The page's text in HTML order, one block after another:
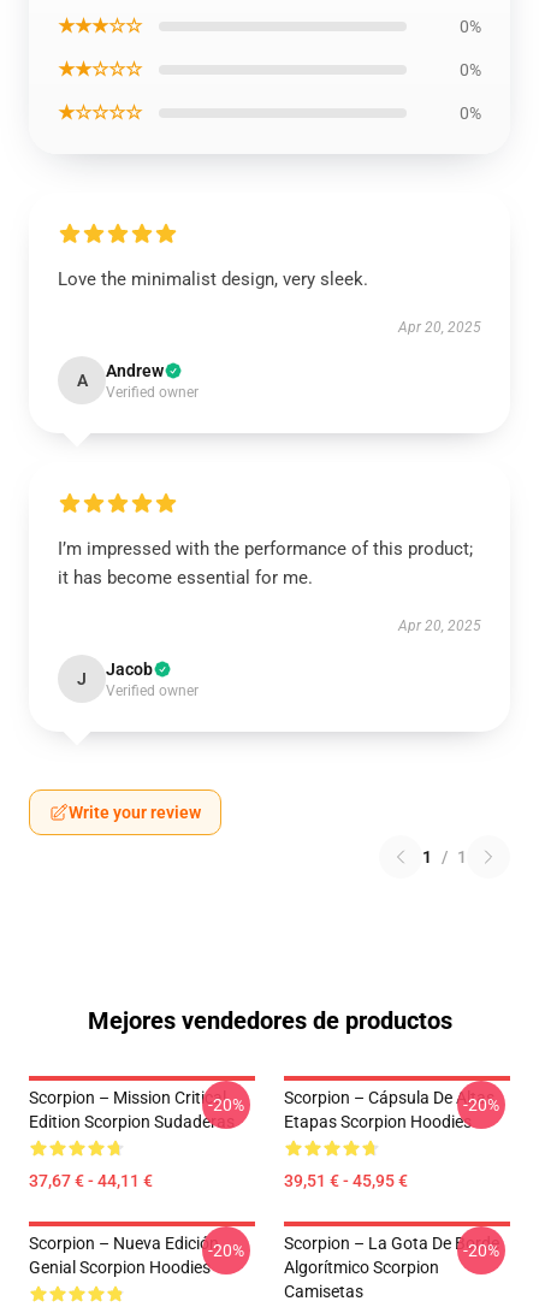
★★★☆☆ 0%
★★☆☆☆ 0%
★☆☆☆☆ 0%
Love the minimalist design, very sleek.
Apr 20, 2025
A Andrew
Verified owner
I’m impressed with the performance of this product;
it has become essential for me.
Apr 20, 2025
J Jacob
Verified owner
Write your review
1 / 1
Mejores vendedores de productos
Scorpion – Mission Critical
Edition Scorpion Sudaderas
37,67 € - 44,11 €
-20%
Scorpion – Cápsula De Altas
Etapas Scorpion Hoodies
39,51 € - 45,95 €
-20%
Scorpion – Nueva Edición
Genial Scorpion Hoodies
-20%
Scorpion – La Gota De Borde
Algorítmico Scorpion
Camisetas
-20%